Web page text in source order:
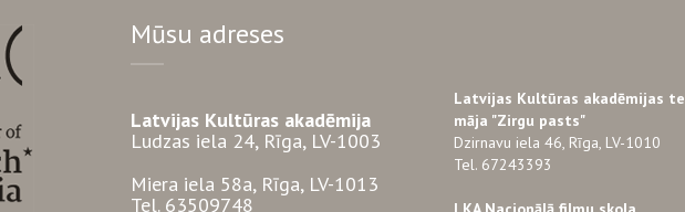
Mūsu adreses
Latvijas Kultūras akadēmija
Ludzas iela 24, Rīga, LV-1003
Miera iela 58a, Rīga, LV-1013
Tel. 63509748
Latvijas Kultūras akadēmijas
māja "Zirgu pasts"
Dzirnavu iela 46, Rīga, LV-1010
Tel. 67243393